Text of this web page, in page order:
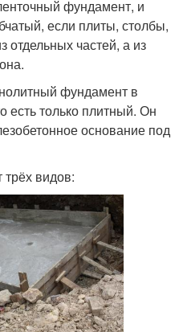
фундамент, и
если плиты, столбы,
отдельных частей, а из
фундамент в
есть только плитный. Он
основание под
видов: